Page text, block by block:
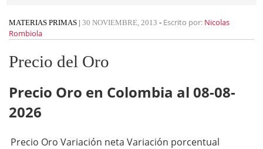
MATERIAS PRIMAS | 30 NOVIEMBRE, 2013 - Escrito por: Nicolas
Rombiola
Precio del Oro
Precio Oro en Colombia al 08-08-
2026
Precio Oro Variación neta Variación porcentual